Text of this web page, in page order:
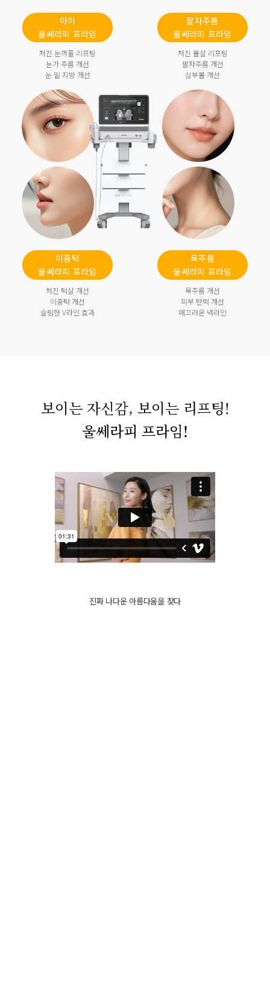
아이
울쎄라피 프라임
처진 눈꺼풀 리프팅
눈가 주름 개선
눈 밑 지방 개선
팔자주름
울쎄라피 프라임
처진 볼살 리프팅
팔자주름 개선
심부볼 개선
이중턱
울쎄라피 프라임
처진 턱살 개선
이중턱 개선
슬림한 V라인 효과
목주름
울쎄라피 프라임
목주름 개선
피부 탄력 개선
매끄러운 넥라인
보이는 자신감, 보이는 리프팅!
울쎄라피 프라임!
진짜 나다운 아름다움을 찾다